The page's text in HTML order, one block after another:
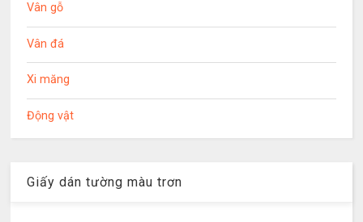
Vân gỗ
Vân đá
Xi măng
Động vật
Giấy dán tường màu trơn